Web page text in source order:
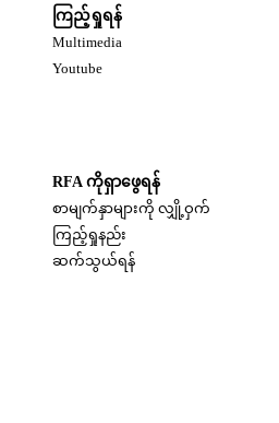
ကြည့်ရှုရန်
Multimedia
Youtube
RFA ကိုရှာဖွေရန်
စာမျက်နှာများကို လျှို့ဝှက်
ကြည့်ရှုနည်း
ဆက်သွယ်ရန်